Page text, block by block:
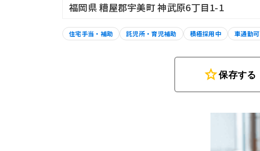
福岡県 糟屋郡宇美町 神武原6丁目1-1
住宅手当・補助 託児所・育児補助 積極採用中 車通勤可
star保存する